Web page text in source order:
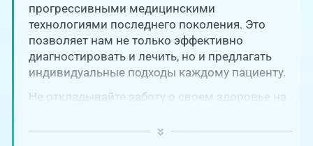
Блог врачей
Новости
+7 (351) 220-03-03
Центр амбулаторной
онкологической помощи
+7 (7142) 927-003
прогрессивными медицинскими
технологиями последнего поколения. Это
позволяет нам не только эффективно
диагностировать и лечить, но и предлагать
индивидуальные подходы каждому пациенту.
Не откладывайте заботу о своем здоровье на
ключевую роль в поддержании вашего